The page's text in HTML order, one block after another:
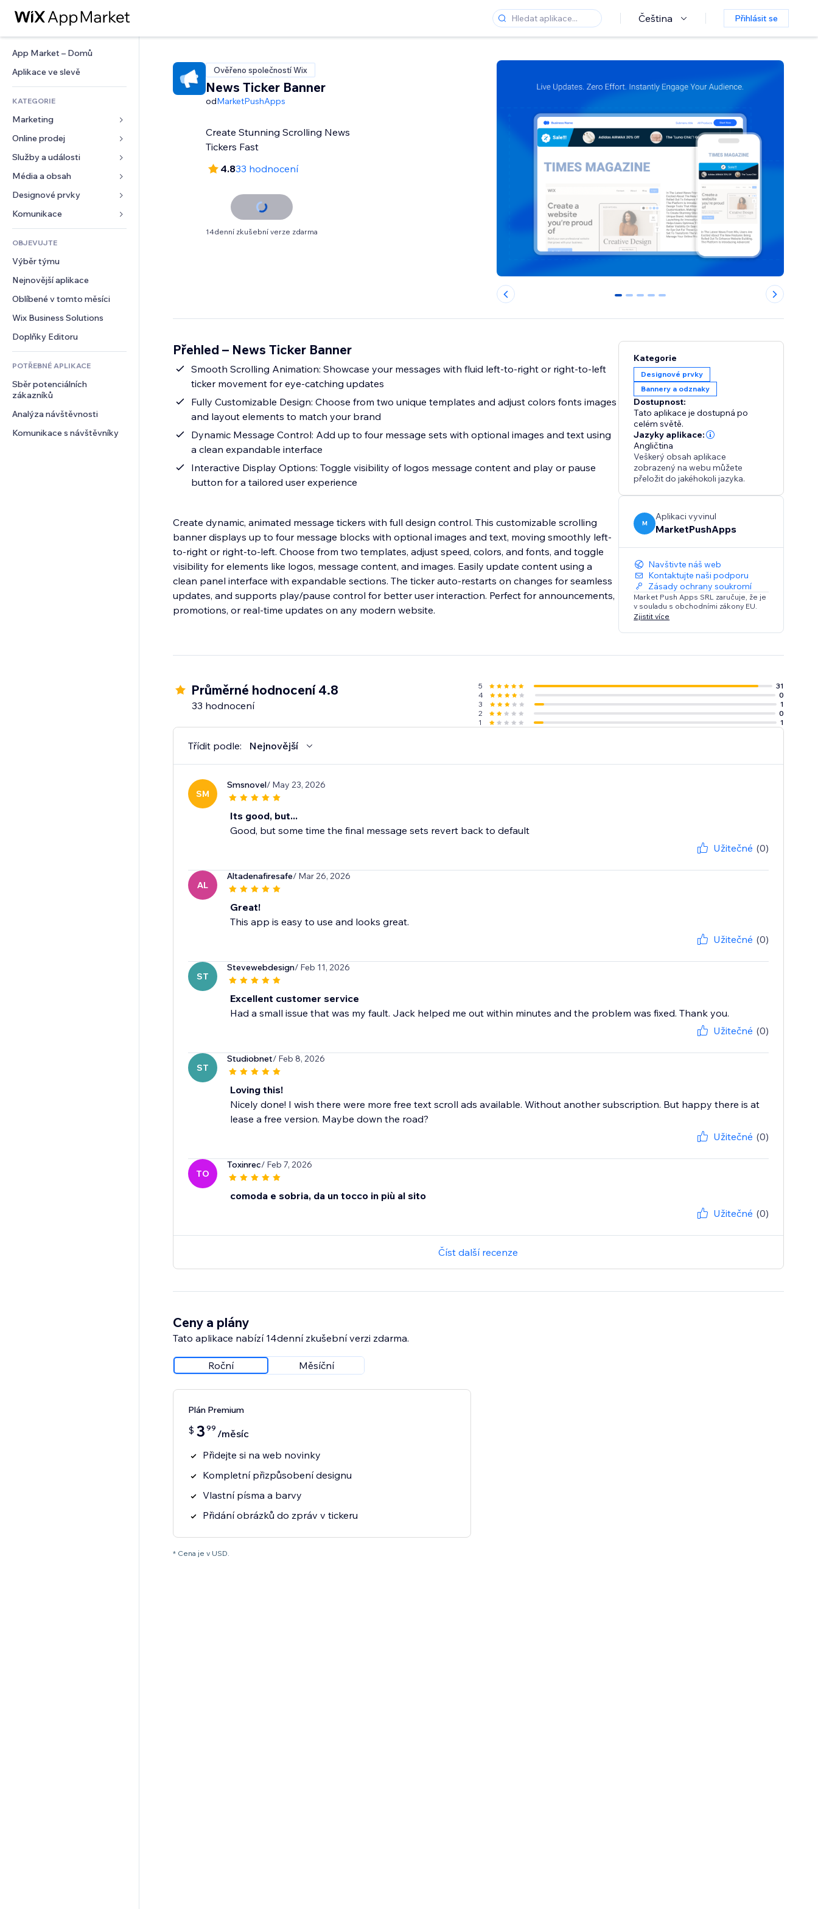
Čeština Přihlásit se
App Market – Domů
Aplikace ve slevě
KATEGORIE
Marketing
Reklamy
Mobilní zařízení
Analytika
Výpisy webu
E‑mail
Online prodej
Aplikace pro obchody
Doprava a doručení
Tlačítka pro prodej
Účetnictví
Kupóny a věrnostní programy
Skladování
Jídlo a nápoje
Služby a události
Ubytování
Události
Restaurace
Nemovitosti
Rezervace
Média a obsah
Galerie
Hudba
Podcasty
Fotografie
Video
PDF
Sdílení souborů
Novinky
Designové prvky
Mapy a navigace
Soukromí a bezpečnost
Hodiny
Šablony stránek
Efekty pro obrázky
Tlačítka a nabídky
Bannery a odznaky
Kalkulačky
Vyhledávání
Počasí
Tabulky a grafy
Formuláře
Ankety
Chat
Komentáře
Telefon
Komunita
Reference a recenze
CRM
OBJEVUJTE
Výběr týmu
Nejnovější aplikace
Oblíbené v tomto měsíci
Wix Business Solutions
Doplňky Editoru
POTŘEBNÉ APLIKACE
Sběr potenciálních
zákazníků
Analýza návštěvnosti
Komunikace s návštěvníky
Ověřeno společností Wix
News Ticker Banner
odMarketPushApps
Create Stunning Scrolling News
Tickers Fast
4.833 hodnocení
14denní zkušební verze zdarma
0 1 2 3 4
Přehled – News Ticker Banner
Smooth Scrolling Animation: Showcase your messages with fluid left-to-right or right-to-left
ticker movement for eye-catching updates
Fully Customizable Design: Choose from two unique templates and adjust colors fonts images
and layout elements to match your brand
Dynamic Message Control: Add up to four message sets with optional images and text using
a clean expandable interface
Interactive Display Options: Toggle visibility of logos message content and play or pause
button for a tailored user experience
Create dynamic, animated message tickers with full design control. This customizable scrolling
banner displays up to four message blocks with optional images and text, moving smoothly left-
to-right or right-to-left. Choose from two templates, adjust speed, colors, and fonts, and toggle
visibility for elements like logos, message content, and images. Easily update content using a
clean panel interface with expandable sections. The ticker auto-restarts on changes for seamless
updates, and supports play/pause control for better user interaction. Perfect for announcements,
promotions, or real-time updates on any modern website.
Kategorie
Designové prvky
Bannery a odznaky
Dostupnost:
Tato aplikace je dostupná po
celém světě.
Jazyky aplikace:
Angličtina
Veškerý obsah aplikace
zobrazený na webu můžete
přeložit do jakéhokoli jazyka.
M
Aplikaci vyvinul
MarketPushApps
Navštivte náš web
Kontaktujte naši podporu
Zásady ochrany soukromí
Market Push Apps SRL zaručuje, že je
v souladu s obchodními zákony EU.
Zjistit více
Průměrné hodnocení 4.8
33 hodnocení
5
31
4
0
3
1
2
0
1
1
Třídit podle: Nejnovější
SM
Smsnovel/ May 23, 2026
Its good, but...
Good, but some time the final message sets revert back to default
Užitečné (0)
AL
Altadenafiresafe/ Mar 26, 2026
Great!
This app is easy to use and looks great.
Užitečné (0)
ST
Stevewebdesign/ Feb 11, 2026
Excellent customer service
Had a small issue that was my fault. Jack helped me out within minutes and the problem was fixed. Thank you.
Užitečné (0)
ST
Studiobnet/ Feb 8, 2026
Loving this!
Nicely done! I wish there were more free text scroll ads available. Without another subscription. But happy there is at
lease a free version. Maybe down the road?
Užitečné (0)
TO
Toxinrec/ Feb 7, 2026
comoda e sobria, da un tocco in più al sito
Užitečné (0)
Číst další recenze
Ceny a plány
Tato aplikace nabízí 14denní zkušební verzi zdarma.
Roční Měsíční
Plán Premium
$ 3 99 /měsíc
Přidejte si na web novinky
Kompletní přizpůsobení designu
Vlastní písma a barvy
Přidání obrázků do zpráv v tickeru
* Cena je v USD.